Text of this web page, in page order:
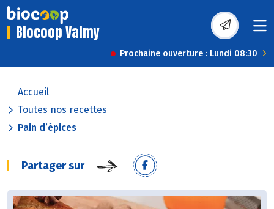
Biocoop Valmy
Prochaine ouverture : Lundi 08:30
Accueil
Toutes nos recettes
Pain d’épices
Partager sur